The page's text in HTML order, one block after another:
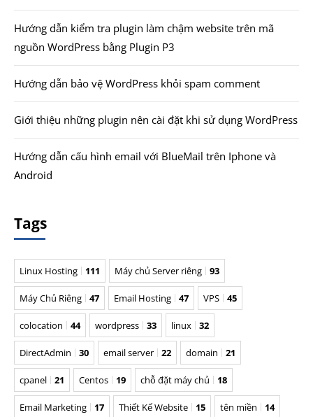
Hướng dẫn kiểm tra plugin làm chậm website trên mã
nguồn WordPress bằng Plugin P3
Hướng dẫn bảo vệ WordPress khỏi spam comment
Giới thiệu những plugin nên cài đặt khi sử dụng WordPress
Hướng dẫn cấu hình email với BlueMail trên Iphone và
Android
Tags
Linux Hosting 111 Máy chủ Server riêng 93
Máy Chủ Riêng 47 Email Hosting 47 VPS 45
colocation 44 wordpress 33 linux 32
DirectAdmin 30 email server 22 domain 21
cpanel 21 Centos 19 chỗ đặt máy chủ 18
Email Marketing 17 Thiết Kế Website 15 tên miền 14